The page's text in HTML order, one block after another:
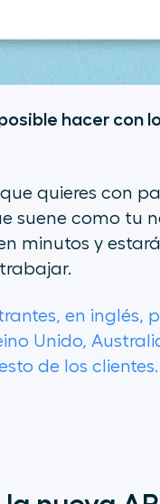
hacer con
quieres con
suene como tu
minutos y
en inglés,
Unido,
de los clientes.